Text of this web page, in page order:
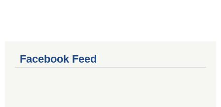
Facebook Feed